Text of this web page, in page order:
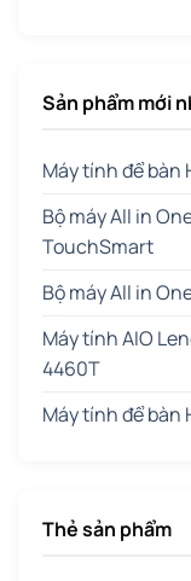
Sản phẩm mới
Máy tính để bàn
Bộ máy All in
TouchSmart
Bộ máy All in
Máy tính AIO
4460T
Máy tính để bàn
Thẻ sản phẩm